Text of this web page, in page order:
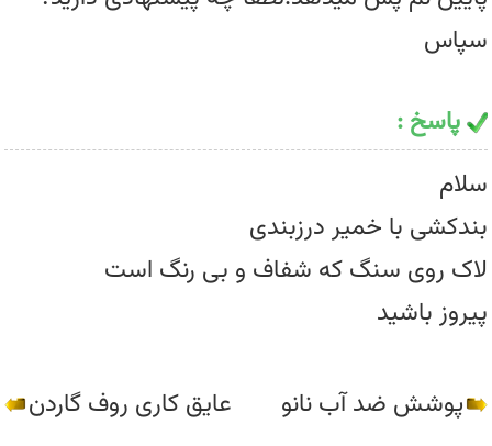
سپاس
پاسخ :
سلام
بندکشی با خمیر درزبندی
لاک روی سنگ که شفاف و بی رنگ است
پیروز باشید
پوشش ضد آب نانو عایق کاری روف گاردن